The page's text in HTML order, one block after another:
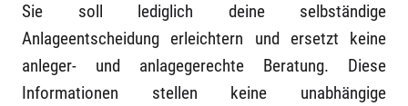
Sie soll lediglich deine selbständige
Anlageentscheidung erleichtern und ersetzt keine
anleger- und anlagegerechte Beratung. Diese
Informationen stellen keine unabhängige